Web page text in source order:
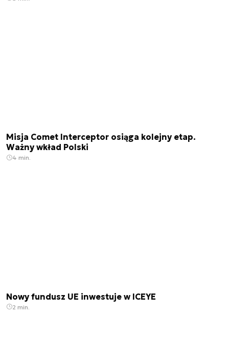
Misja Comet Interceptor osiąga kolejny etap.
Ważny wkład Polski
4 min.
Nowy fundusz UE inwestuje w ICEYE
2 min.